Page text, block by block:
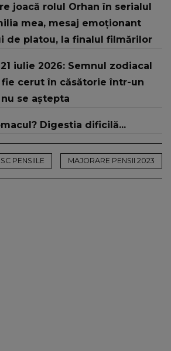
ochii tuturor: "Îmi pare
Nu..."
joacă rolul Orhan în serialul
mea, mesaj emoționant
de platou, la finalul filmărilor
iulie 2026: Semnul zodiacal
fie cerut în căsătorie într-un
se aștepta
Digestia dificilă...
PENSIILE MAJORARE PENSII 2023